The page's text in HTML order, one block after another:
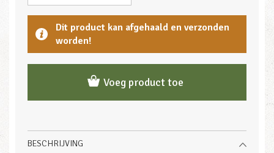
Dit product kan afgehaald en verzonden
worden!
Voeg product toe
BESCHRIJVING